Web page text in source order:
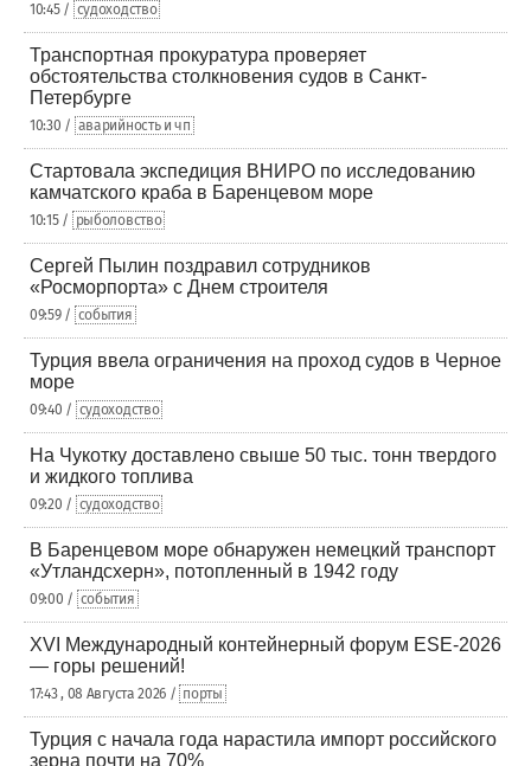
10:45 / судоходство
Транспортная прокуратура проверяет
обстоятельства столкновения судов в Санкт-
Петербурге
10:30 / аварийность и чп
Стартовала экспедиция ВНИРО по исследованию
камчатского краба в Баренцевом море
10:15 / рыболовство
Сергей Пылин поздравил сотрудников
«Росморпорта» с Днем строителя
09:59 / события
Турция ввела ограничения на проход судов в Черное
море
09:40 / судоходство
На Чукотку доставлено свыше 50 тыс. тонн твердого
и жидкого топлива
09:20 / судоходство
В Баренцевом море обнаружен немецкий транспорт
«Утландсхерн», потопленный в 1942 году
09:00 / события
XVI Международный контейнерный форум ESE-2026
— горы решений!
17:43 , 08 Августа 2026 / порты
Турция с начала года нарастила импорт российского
зерна почти на 70%